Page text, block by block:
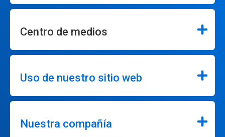
Centro de medios
Uso de nuestro sitio web
Nuestra compañía